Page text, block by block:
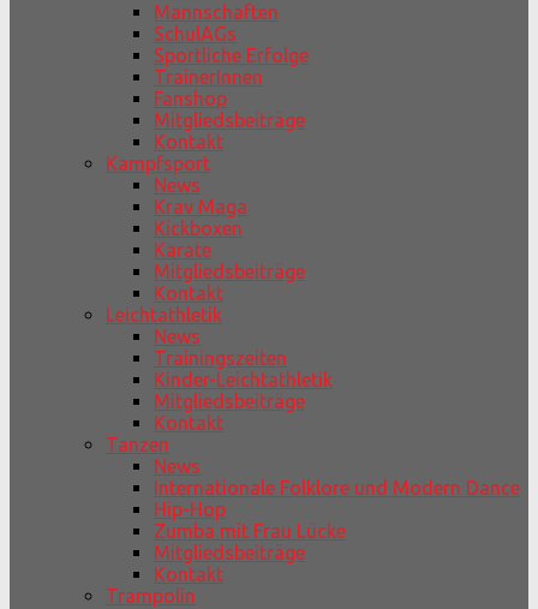
Mannschaften
SchulAGs
Sportliche Erfolge
TrainerInnen
Fanshop
Mitgliedsbeiträge
Kontakt
Kampfsport
News
Krav Maga
Kickboxen
Karate
Mitgliedsbeiträge
Kontakt
Leichtathletik
News
Trainingszeiten
Kinder-Leichtathletik
Mitgliedsbeiträge
Kontakt
Tanzen
News
Internationale Folklore und Modern Dance
Hip-Hop
Zumba mit Frau Lücke
Mitgliedsbeiträge
Kontakt
Trampolin